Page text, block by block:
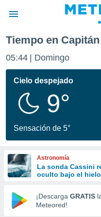
de
ha
calidad.
a este
las
y
forma
digital
basada
Tiempo en
05:44 Domingo
Cielo despejado
9°
Sensación de 5°
Astronomía
La sonda Cassini
oculto bajo el
¡Descarga GRATIS
Meteored!